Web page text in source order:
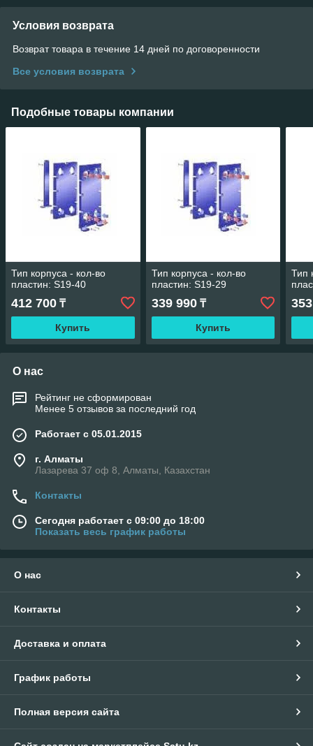
Условия возврата
Возврат товара в течение 14 дней по договоренности
Все условия возврата
Подобные товары компании
Тип корпуса - кол-во
пластин: S19-40
412 700 ₸
Купить
Тип корпуса - кол-во
пластин: S19-29
339 990₸
Купить
Тип
О нас
Рейтинг не сформирован
Менее 5 отзывов за последний год
Работает с 05.01.2015
г. Алматы
Лазарева 37 оф 8, Алматы, Казахстан
Контакты
Сегодня работает с 09:00 до 18:00
Показать весь график работы
О нас
Контакты
Доставка и оплата
График работы
Полная версия сайта